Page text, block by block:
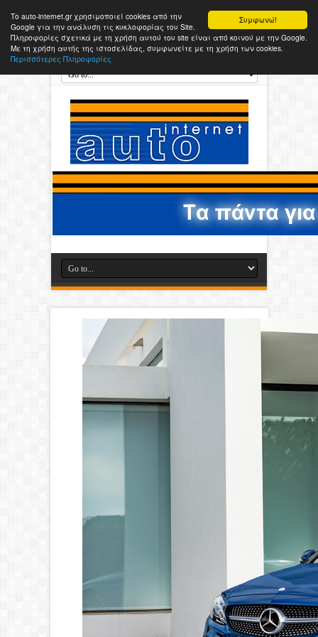
Συμφωνώ!
Το auto-internet.gr χρησιμοποιεί cookies από την
Google για την ανάλυση τις κυκλοφορίας του Site.
Πληροφορίες σχετικά με τη χρήση αυτού του site είναι από κοινού με την Google.
Με τη χρήση αυτής της ιστοσελίδας, συμφωνείτε με τη χρήση των cookies.
Περισσότερες Πληροφορίες